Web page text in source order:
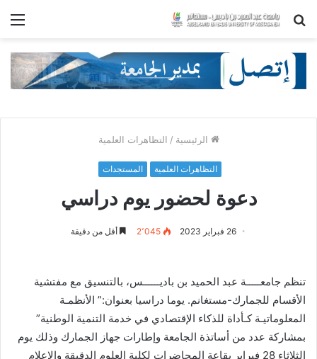
بحث
الرئيسية / التظاهرات العلمية
التظاهرات العلمية المستجدات
دعوة لحضور يوم دراسي
26 فبراير 2023 2٬045 أقل من دقيقة
تنظم جامعـــــة عبد الحميد بن باديــــــس، بالتنسيق مع مفتشية
الأقسام للجمارك-مستغانم. يوما دراسيا بعنوان:” الأنظمـة
المعلوماتيـة كـأداة للذكاء الإقتصادي في خدمة التنمية الوطنية”
بمشاركة عدد من أساتذة الجامعة وإطارات جهاز الجمارك وذلك يوم
الثلاثاء 28 فبراير بقاعة المحاضرات لكلية العلوم الدقيقة والإعلام